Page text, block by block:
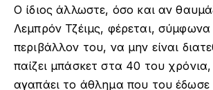
Ο ίδιος άλλωστε, όσο και αν
Λεμπρόν Τζέιμς, φέρεται, σύμφωνα
περιβάλλον του, να μην είναι
παίζει μπάσκετ στα 40 του
αγαπάει το άθλημα που του έδωσε